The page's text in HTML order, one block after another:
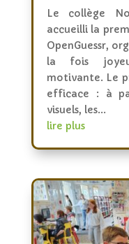
Le collège
accueilli la
OpenGuessr,
la fois
motivante. Le
efficace : à
visuels, les...
lire plus